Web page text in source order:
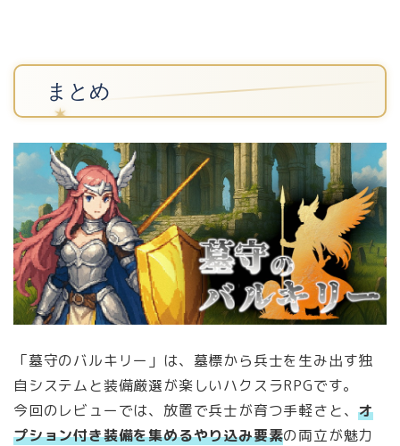
まとめ
「墓守のバルキリー」は、墓標から兵士を生み出す独
自システムと装備厳選が楽しいハクスラRPGです。
今回のレビューでは、放置で兵士が育つ手軽さと、オ
プション付き装備を集めるやり込み要素の両立が魅力